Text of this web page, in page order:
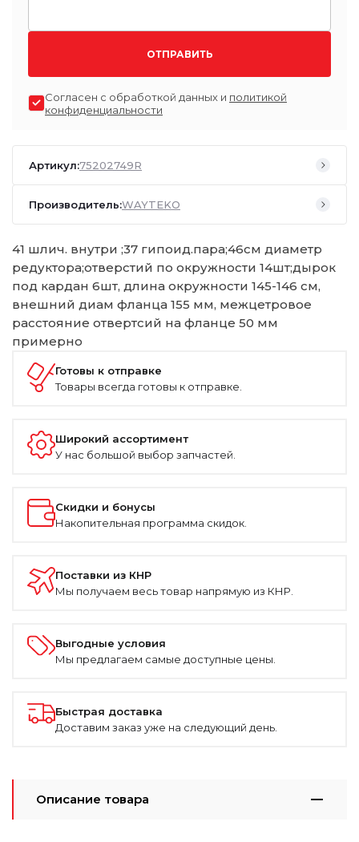
ОТПРАВИТЬ
Согласен с обработкой данных и политикой
конфиденциальности
Артикул:75202749R
Производитель:WAYTEKO
41 шлич. внутри ;37 гипоид.пара;46см диаметр
редуктора;отверстий по окружности 14шт;дырок
под кардан 6шт, длина окружности 145-146 см,
внешний диам фланца 155 мм, межцетровое
расстояние отвертсий на фланце 50 мм
примерно
Готовы к отправке
Товары всегда готовы к отправке.
Широкий ассортимент
У нас большой выбор запчастей.
Скидки и бонусы
Накопительная программа скидок.
Поставки из КНР
Мы получаем весь товар напрямую из КНР.
Выгодные условия
Мы предлагаем самые доступные цены.
Быстрая доставка
Доставим заказ уже на следующий день.
Описание товара